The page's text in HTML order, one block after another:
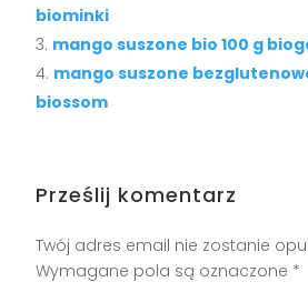
biominki
mango suszone bio 100 g
mango suszone
biossom
Prześlij komentarz
Twój adres email nie zostanie
Wymagane pola są oznaczone *